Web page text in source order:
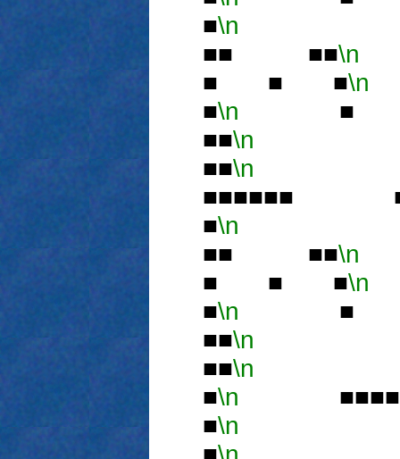
■\n
■■ ■■\n
■ ■ ■\n
■\n
■■\n
■■\n
■■■■■■
■\n
■■ ■■\n
■ ■ ■\n
■\n
■■\n
■■\n
■\n
■\n